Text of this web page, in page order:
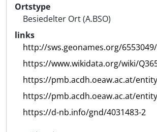
Ortstype
Besiedelter Ort (A.BSO)
links
http://sws.geonames.org/6553049/
https://www.wikidata.org/wiki/
https://pmb.acdh.oeaw.ac.at/
https://pmb.acdh.oeaw.ac.at/
https://d-nb.info/gnd/4031483-2